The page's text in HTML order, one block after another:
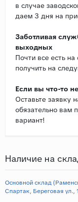
в случае
даем 3 дня на
Заботливая
выходных
Почти все есть
получить на
Если вы что-то
Оставьте заявку
обязательно
вариант!
Наличие на
Основной склад
Спартак, Береговая ул.,